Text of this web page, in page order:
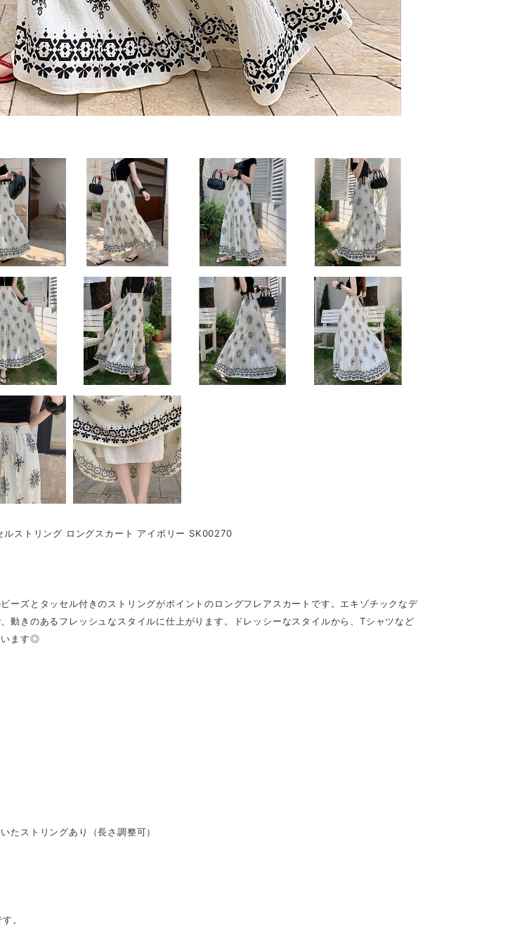
ルストリング ロングスカート アイボリー SK00270
ーズとタッセル付きのストリングがポイントのロングフレアスカートです。エキゾチックなデ
動きのあるフレッシュなスタイルに仕上がります。ドレッシーなスタイルから、Tシャツなど
います◎
たストリングあり（長さ調整可）
。